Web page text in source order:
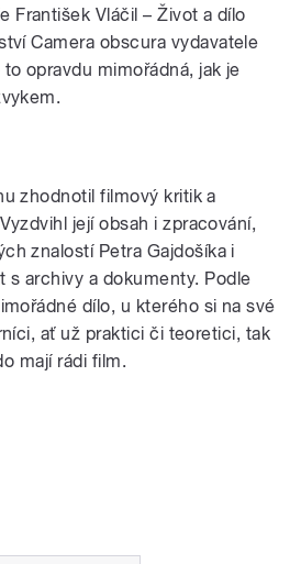
František Vláčil – Život a dílo
Camera obscura vydavatele
opravdu mimořádná, jak je
zhodnotil filmový kritik a
její obsah i zpracování,
znalostí Petra Gajdošíka i
s archivy a dokumenty. Podle
dílo, u kterého si na své
ať už praktici či teoretici, tak
mají rádi film.